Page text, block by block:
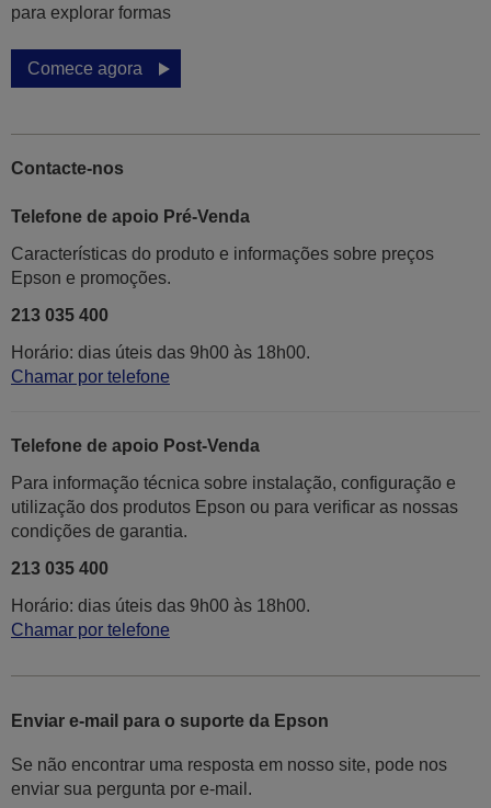
para explorar formas
Comece agora
Contacte-nos
Telefone de apoio Pré-Venda
Características do produto e informações sobre preços
Epson e promoções.
213 035 400
Horário: dias úteis das 9h00 às 18h00.
Chamar por telefone
Telefone de apoio Post-Venda
Para informação técnica sobre instalação, configuração e
utilização dos produtos Epson ou para verificar as nossas
condições de garantia.
213 035 400
Horário: dias úteis das 9h00 às 18h00.
Chamar por telefone
Enviar e-mail para o suporte da Epson
Se não encontrar uma resposta em nosso site, pode nos
enviar sua pergunta por e-mail.